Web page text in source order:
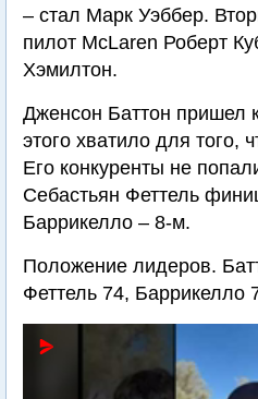
– стал Марк Уэббер.
пилот McLaren Роберт
Хэмилтон.
Дженсон Баттон пришел
этого хватило для того,
Его конкуренты не
Себастьян Феттель
Баррикелло – 8-м.
Положение лидеров.
Феттель 74, Баррикелло